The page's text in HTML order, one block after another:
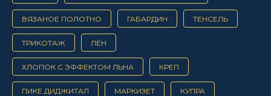
ВЯЗАНОЕ ПОЛОТНО ГАБАРДИН ТЕНСЕЛЬ
ТРИКОТАЖ ЛЁН
ХЛОПОК С ЭФФЕКТОМ ЛЬНА КРЕП
ПИКЕ ДИДЖИТАЛ МАРКИЗЕТ КУПРА